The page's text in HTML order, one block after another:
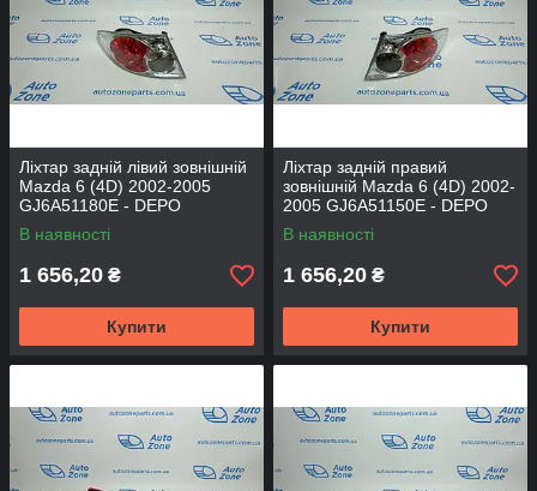
Ліхтар задній лівий зовнішній
Mazda 6 (4D) 2002-2005
GJ6A51180E - DEPO
В наявності
1 656,20 ₴
Купити
Ліхтар задній правий
зовнішній Mazda 6 (4D) 2002-
2005 GJ6A51150E - DEPO
В наявності
1 656,20 ₴
Купити